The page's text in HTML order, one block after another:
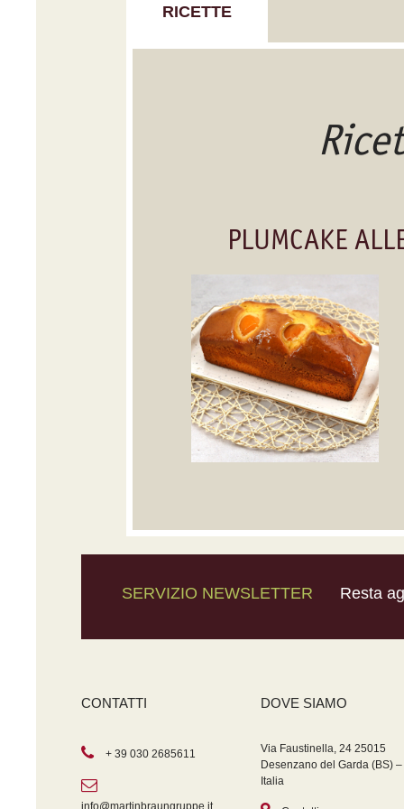
RICETTE
PLUMCAKE
SERVIZIO NEWSLETTER Resta
CONTATTI
+ 39 030 2685611
info@martinbraungruppe.it
DOVE SIAMO
Via Faustinella, 24 25015
Desenzano del Garda (BS) –
Italia